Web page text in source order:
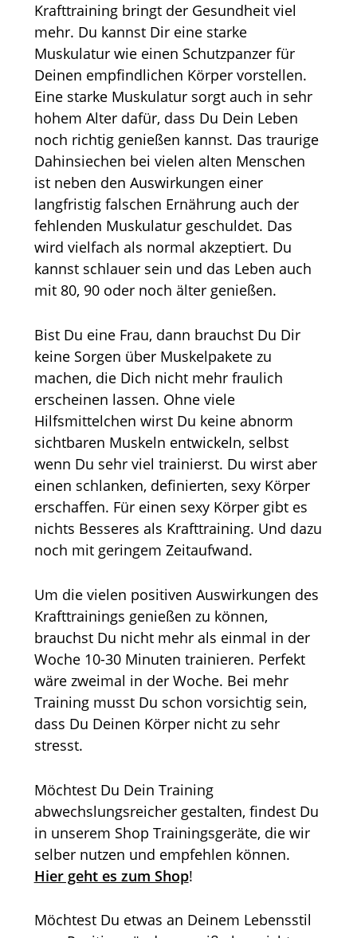
Krafttraining bringt der Gesundheit viel
mehr. Du kannst Dir eine starke
Muskulatur wie einen Schutzpanzer für
Deinen empfindlichen Körper vorstellen.
Eine starke Muskulatur sorgt auch in sehr
hohem Alter dafür, dass Du Dein Leben
noch richtig genießen kannst. Das traurige
Dahinsiechen bei vielen alten Menschen
ist neben den Auswirkungen einer
langfristig falschen Ernährung auch der
fehlenden Muskulatur geschuldet. Das
wird vielfach als normal akzeptiert. Du
kannst schlauer sein und das Leben auch
mit 80, 90 oder noch älter genießen.
Bist Du eine Frau, dann brauchst Du Dir
keine Sorgen über Muskelpakete zu
machen, die Dich nicht mehr fraulich
erscheinen lassen. Ohne viele
Hilfsmittelchen wirst Du keine abnorm
sichtbaren Muskeln entwickeln, selbst
wenn Du sehr viel trainierst. Du wirst aber
einen schlanken, definierten, sexy Körper
erschaffen. Für einen sexy Körper gibt es
nichts Besseres als Krafttraining. Und dazu
noch mit geringem Zeitaufwand.
Um die vielen positiven Auswirkungen des
Krafttrainings genießen zu können,
brauchst Du nicht mehr als einmal in der
Woche 10-30 Minuten trainieren. Perfekt
wäre zweimal in der Woche. Bei mehr
Training musst Du schon vorsichtig sein,
dass Du Deinen Körper nicht zu sehr
stresst.
Möchtest Du Dein Training
abwechslungsreicher gestalten, findest Du
in unserem Shop Trainingsgeräte, die wir
selber nutzen und empfehlen können.
Hier geht es zum Shop!
Möchtest Du etwas an Deinem Lebensstil